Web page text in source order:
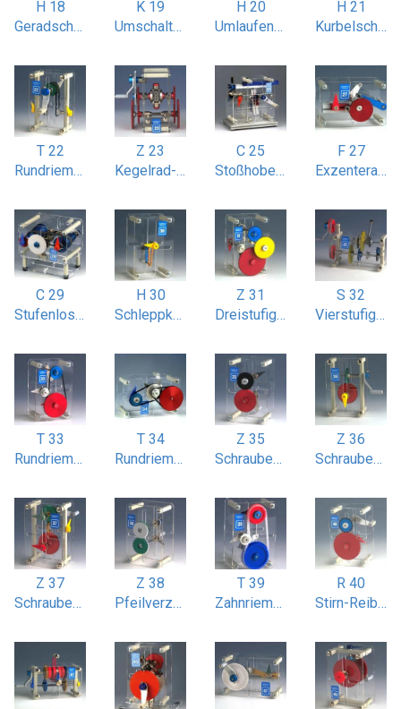
H 18
Geradschubkurbel (Kolbenmotor)
K 19
Umschalt-Konuskupplung
H 20
Umlaufende Doppelkurbel
H 21
Kurbelschwinge mit Zahnstange / sektor
T 22
Rundriemenantrieb gekreuzt
Z 23
Kegelrad-Differentialgetriebe
C 25
Stoßhobelmaschine
F 27
Exzenterantrieb linear und radial
C 29
Stufenloses Flachriemengetriebe
H 30
Schleppkurbelgetriebe
Z 31
Dreistufiges Stirnradgetriebe
S 32
Vierstufiges Schaltgetriebe
T 33
Rundriemenantrieb mit Spannrolle
T 34
Rundriemenantrieb zweistufig
Z 35
Schraubenradgetriebe einstufig
Z 36
Schraubenradgetriebe einstufig mit 90° gekreuzten Wellen
Z 37
Schraubenradgetriebe zweistufig
Z 38
Pfeilverzahnungs-Getriebe
T 39
Zahnriemenantrieb mit Spannrad
R 40
Stirn-Reibradgetriebe